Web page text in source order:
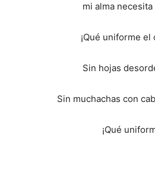
mi alma
¡Qué uniforme el
Sin hojas
Sin muchachas con
¡Qué